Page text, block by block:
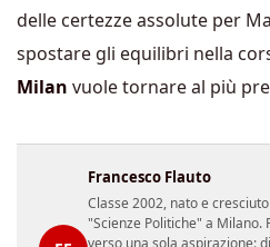
delle certezze assolute per
spostare gli equilibri nella
Milan vuole tornare al più
Francesco Flauto
Classe 2002, nato e
"Scienze Politiche" a Milano.
verso una sola aspirazione: